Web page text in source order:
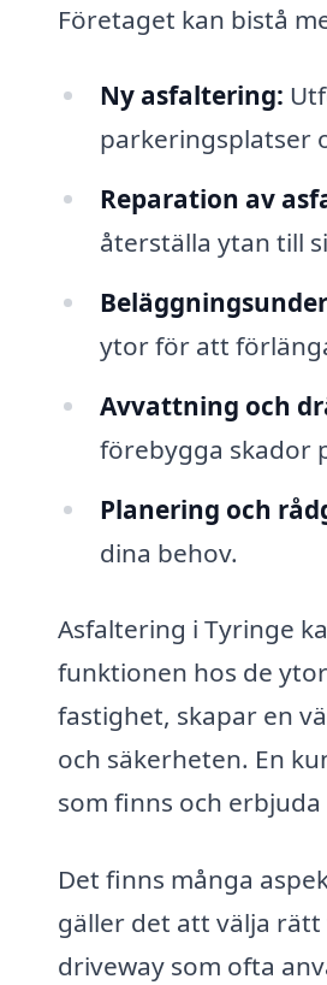
Företaget kan bistå
Ny asfaltering:
parkeringsplatser
Reparation av
återställa ytan till
ytor för att
Avvattning och
förebygga skador
Planering och
dina behov.
Asfaltering i Tyringe
funktionen hos de
fastighet, skapar en
och säkerheten. En
som finns och
Det finns många
gäller det att välja
driveway som ofta